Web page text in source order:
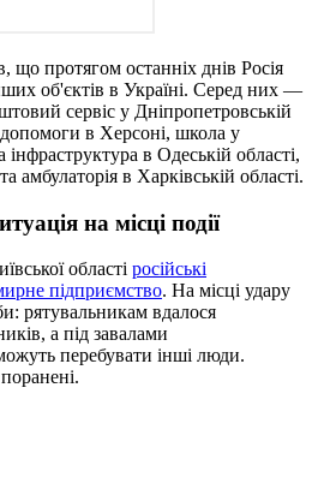
що протягом останніх днів Росія
об'єктів в Україні. Серед них —
сервіс у Дніпропетровській
в Херсоні, школа у
в Одеській області,
амбулаторія в Харківській області.
на місці події
області російські
підприємство. На місці удару
рятувальникам вдалося
а під завалами
перебувати інші люди.